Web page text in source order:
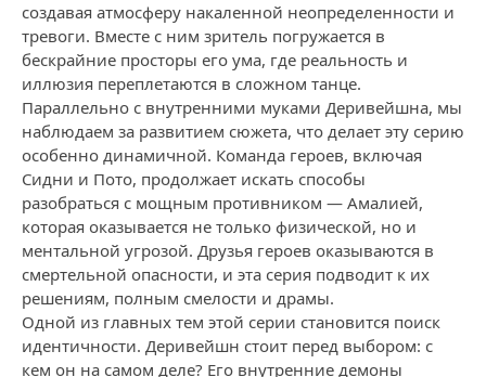
создавая атмосферу накаленной неопределенности и
тревоги. Вместе с ним зритель погружается в
бескрайние просторы его ума, где реальность и
иллюзия переплетаются в сложном танце.
Параллельно с внутренними муками Деривейшна, мы
наблюдаем за развитием сюжета, что делает эту серию
особенно динамичной. Команда героев, включая
Сидни и Пото, продолжает искать способы
разобраться с мощным противником — Амалией,
которая оказывается не только физической, но и
ментальной угрозой. Друзья героев оказываются в
смертельной опасности, и эта серия подводит к их
решениям, полным смелости и драмы.
Одной из главных тем этой серии становится поиск
идентичности. Деривейшн стоит перед выбором: с
кем он на самом деле? Его внутренние демоны